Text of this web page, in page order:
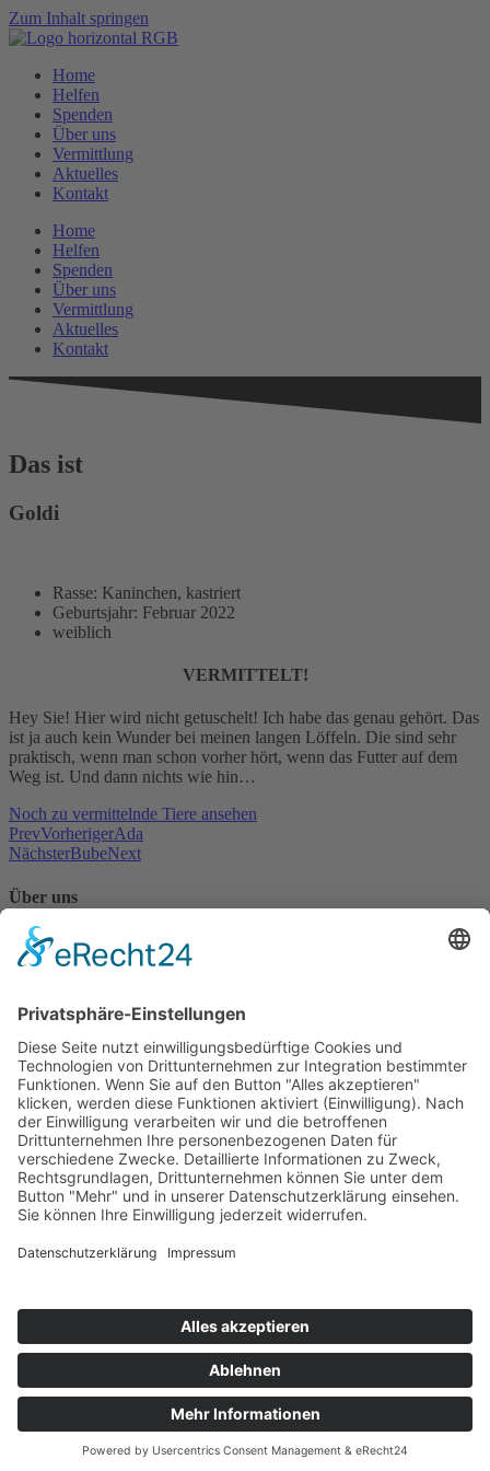
Zum Inhalt springen
Home
Helfen
Spenden
Über uns
Vermittlung
Aktuelles
Kontakt
Home
Helfen
Spenden
Über uns
Vermittlung
Aktuelles
Kontakt
Das ist
Goldi
Rasse: Kaninchen, kastriert
Geburtsjahr: Februar 2022
weiblich
VERMITTELT!
Hey Sie! Hier wird nicht getuschelt! Ich habe das genau gehört. Das
ist ja auch kein Wunder bei meinen langen Löffeln. Die sind sehr
praktisch, wenn man schon vorher hört, wenn das Futter auf dem
Weg ist. Und dann nichts wie hin…
Noch zu vermittelnde Tiere ansehen
PrevVorherigerAda
NächsterBubeNext
Über uns
Seit 1986 kümmert sich das Tierschutzheim Konstanz und
Umgebung e.V. um hilfsbedürftige Tiere in der Region.
Kontaktiere uns
07531 / 79547
info@tierschutzheim.de
Facebook Instagram Instagram
Mitglied im Deutschen Tierschutzbund e.V.
Landestierschutzverband Baden-Württemberg
Findefix das Haustierregister
Datenschutz
Freunde, Partner und Co.
Datenschutz
Freunde, Partner und Co.